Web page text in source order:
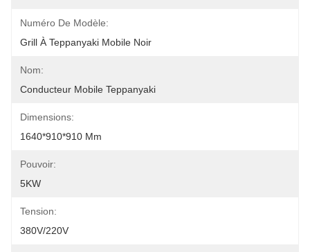
Numéro De Modèle:
Grill À Teppanyaki Mobile Noir
Nom:
Conducteur Mobile Teppanyaki
Dimensions:
1640*910*910 Mm
Pouvoir:
5KW
Tension:
380V/220V